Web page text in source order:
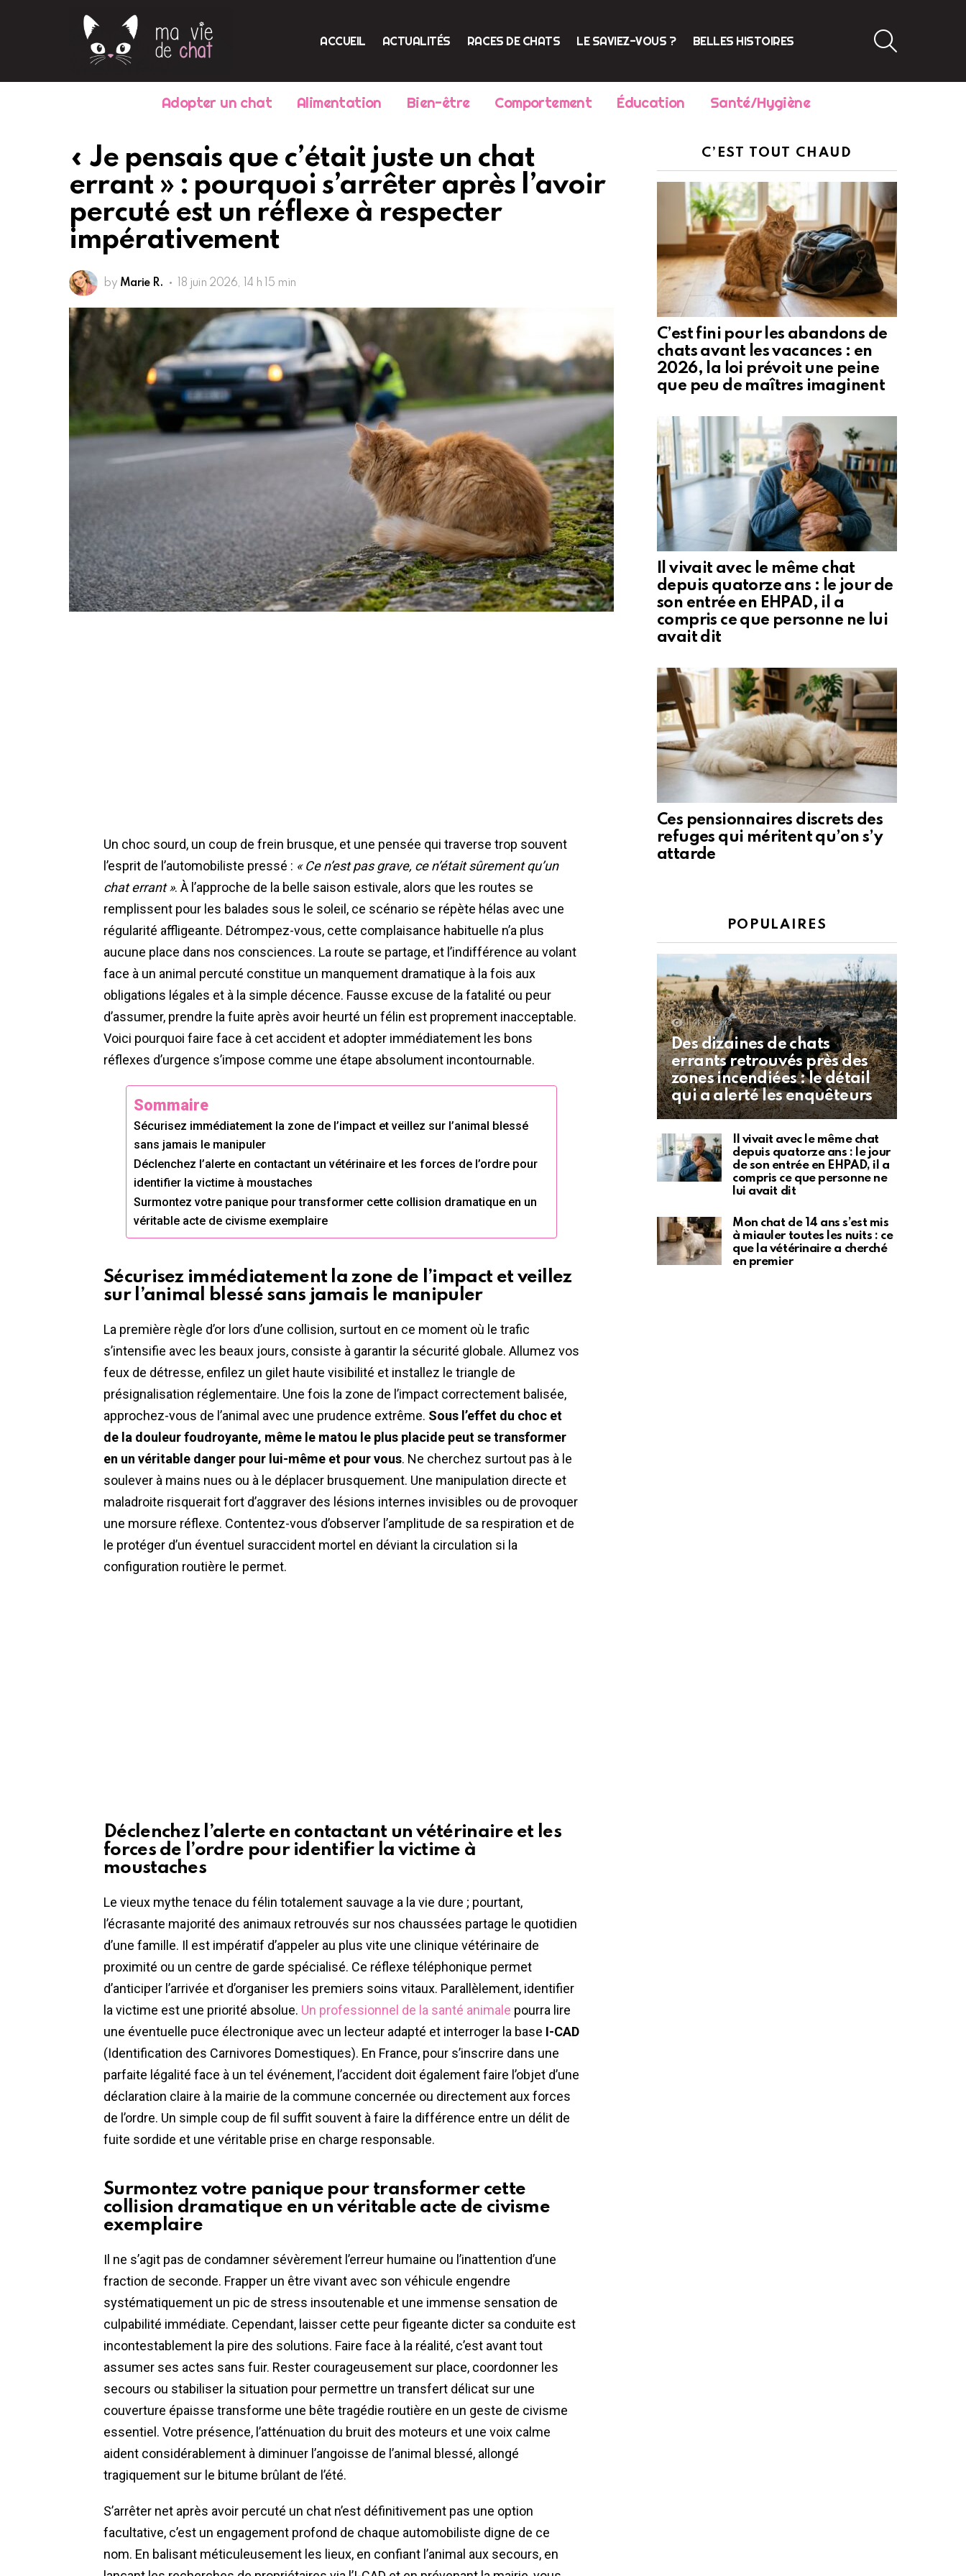
ACCUEIL ACTUALITÉS RACES DE CHATS LE SAVIEZ-VOUS ? BELLES HISTOIRES
Adopter un chat Alimentation Bien-être Comportement Éducation Santé/Hygiène
« Je pensais que c’était juste un chat
errant » : pourquoi s’arrêter après l’avoir
percuté est un réflexe à respecter
impérativement
by Marie R. 18 juin 2026, 14 h 15 min
Un choc sourd, un coup de frein brusque, et une pensée qui traverse trop souvent
l’esprit de l’automobiliste pressé : « Ce n’est pas grave, ce n’était sûrement qu’un
chat errant ». À l’approche de la belle saison estivale, alors que les routes se
remplissent pour les balades sous le soleil, ce scénario se répète hélas avec une
régularité affligeante. Détrompez-vous, cette complaisance habituelle n’a plus
aucune place dans nos consciences. La route se partage, et l’indifférence au volant
face à un animal percuté constitue un manquement dramatique à la fois aux
obligations légales et à la simple décence. Fausse excuse de la fatalité ou peur
d’assumer, prendre la fuite après avoir heurté un félin est proprement inacceptable.
Voici pourquoi faire face à cet accident et adopter immédiatement les bons
réflexes d’urgence s’impose comme une étape absolument incontournable.
Sommaire
Sécurisez immédiatement la zone de l’impact et veillez sur l’animal blessé
sans jamais le manipuler
Déclenchez l’alerte en contactant un vétérinaire et les forces de l’ordre pour
identifier la victime à moustaches
Surmontez votre panique pour transformer cette collision dramatique en un
véritable acte de civisme exemplaire
Sécurisez immédiatement la zone de l’impact et veillez
sur l’animal blessé sans jamais le manipuler
La première règle d’or lors d’une collision, surtout en ce moment où le trafic
s’intensifie avec les beaux jours, consiste à garantir la sécurité globale. Allumez vos
feux de détresse, enfilez un gilet haute visibilité et installez le triangle de
présignalisation réglementaire. Une fois la zone de l’impact correctement balisée,
approchez-vous de l’animal avec une prudence extrême. Sous l’effet du choc et
de la douleur foudroyante, même le matou le plus placide peut se transformer
en un véritable danger pour lui-même et pour vous. Ne cherchez surtout pas à le
soulever à mains nues ou à le déplacer brusquement. Une manipulation directe et
maladroite risquerait fort d’aggraver des lésions internes invisibles ou de provoquer
une morsure réflexe. Contentez-vous d’observer l’amplitude de sa respiration et de
le protéger d’un éventuel suraccident mortel en déviant la circulation si la
configuration routière le permet.
Déclenchez l’alerte en contactant un vétérinaire et les
forces de l’ordre pour identifier la victime à
moustaches
Le vieux mythe tenace du félin totalement sauvage a la vie dure ; pourtant,
l’écrasante majorité des animaux retrouvés sur nos chaussées partage le quotidien
d’une famille. Il est impératif d’appeler au plus vite une clinique vétérinaire de
proximité ou un centre de garde spécialisé. Ce réflexe téléphonique permet
d’anticiper l’arrivée et d’organiser les premiers soins vitaux. Parallèlement, identifier
la victime est une priorité absolue. Un professionnel de la santé animale pourra lire
une éventuelle puce électronique avec un lecteur adapté et interroger la base I-CAD
(Identification des Carnivores Domestiques). En France, pour s’inscrire dans une
parfaite légalité face à un tel événement, l’accident doit également faire l’objet d’une
déclaration claire à la mairie de la commune concernée ou directement aux forces
de l’ordre. Un simple coup de fil suffit souvent à faire la différence entre un délit de
fuite sordide et une véritable prise en charge responsable.
Surmontez votre panique pour transformer cette
collision dramatique en un véritable acte de civisme
exemplaire
Il ne s’agit pas de condamner sévèrement l’erreur humaine ou l’inattention d’une
fraction de seconde. Frapper un être vivant avec son véhicule engendre
systématiquement un pic de stress insoutenable et une immense sensation de
culpabilité immédiate. Cependant, laisser cette peur figeante dicter sa conduite est
incontestablement la pire des solutions. Faire face à la réalité, c’est avant tout
assumer ses actes sans fuir. Rester courageusement sur place, coordonner les
secours ou stabiliser la situation pour permettre un transfert délicat sur une
couverture épaisse transforme une bête tragédie routière en un geste de civisme
essentiel. Votre présence, l’atténuation du bruit des moteurs et une voix calme
aident considérablement à diminuer l’angoisse de l’animal blessé, allongé
tragiquement sur le bitume brûlant de l’été.
S’arrêter net après avoir percuté un chat n’est définitivement pas une option
facultative, c’est un engagement profond de chaque automobiliste digne de ce
nom. En balisant méticuleusement les lieux, en confiant l’animal aux secours, en
C’EST TOUT CHAUD
C’est fini pour les abandons de
chats avant les vacances : en
2026, la loi prévoit une peine
que peu de maîtres imaginent
Il vivait avec le même chat
depuis quatorze ans : le jour de
son entrée en EHPAD, il a
compris ce que personne ne lui
avait dit
Ces pensionnaires discrets des
refuges qui méritent qu’on s’y
attarde
POPULAIRES
1.4k Views
Des dizaines de chats
errants retrouvés près des
zones incendiées : le détail
qui a alerté les enquêteurs
Il vivait avec le même chat
depuis quatorze ans : le jour
de son entrée en EHPAD, il a
compris ce que personne ne
lui avait dit
Mon chat de 14 ans s’est mis
à miauler toutes les nuits : ce
que la vétérinaire a cherché
en premier